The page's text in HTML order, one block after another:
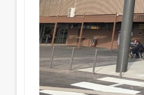
particulière » :
en cuisine pour le
caritatif de la FIM
Fritz
d’un
de
à
7